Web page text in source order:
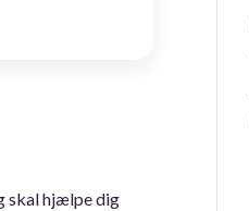
skal hjælpe dig